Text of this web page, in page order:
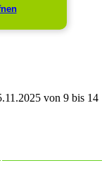
von 9 bis 14